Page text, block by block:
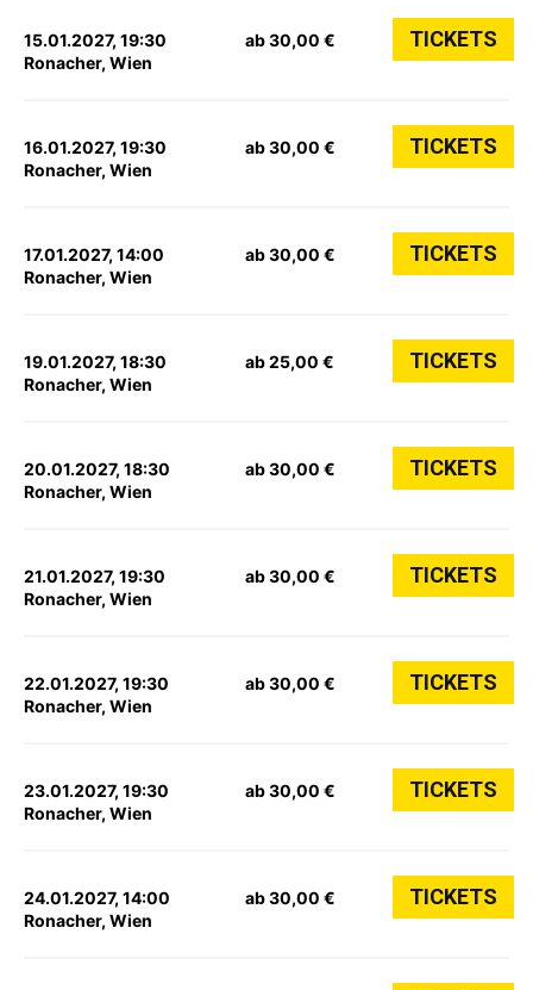
15.01.2027, 19:30
Ronacher, Wien
ab 30,00 € TICKETS
16.01.2027, 19:30
Ronacher, Wien
ab 30,00 € TICKETS
17.01.2027, 14:00
Ronacher, Wien
ab 30,00 € TICKETS
19.01.2027, 18:30
Ronacher, Wien
ab 25,00 € TICKETS
20.01.2027, 18:30
Ronacher, Wien
ab 30,00 € TICKETS
21.01.2027, 19:30
Ronacher, Wien
ab 30,00 € TICKETS
22.01.2027, 19:30
Ronacher, Wien
ab 30,00 € TICKETS
23.01.2027, 19:30
Ronacher, Wien
ab 30,00 € TICKETS
24.01.2027, 14:00
Ronacher, Wien
ab 30,00 € TICKETS